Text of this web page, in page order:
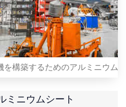
を構築するためのアルミニウム
ミニウムシート